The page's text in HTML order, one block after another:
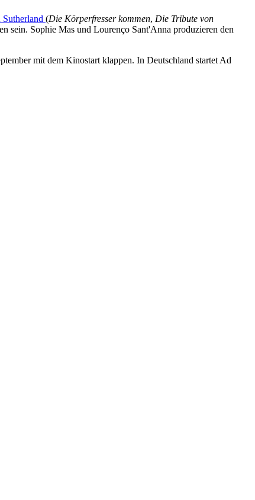
(Die Körperfresser kommen, Die Tribute von
sein. Sophie Mas und Lourenço Sant'Anna produzieren den
mit dem Kinostart klappen. In Deutschland startet Ad